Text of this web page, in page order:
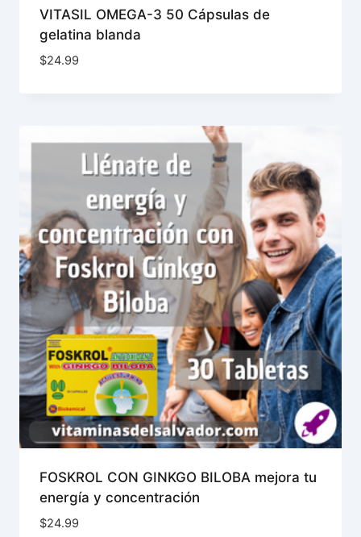
VITASIL OMEGA-3 50 Cápsulas de
gelatina blanda
$24.99
FOSKROL CON GINKGO BILOBA mejora tu
energía y concentración
$24.99